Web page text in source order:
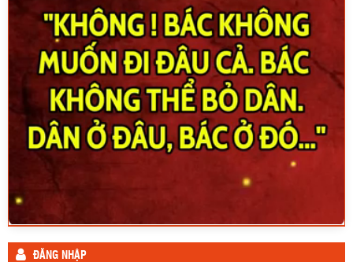
ĐĂNG NHẬP